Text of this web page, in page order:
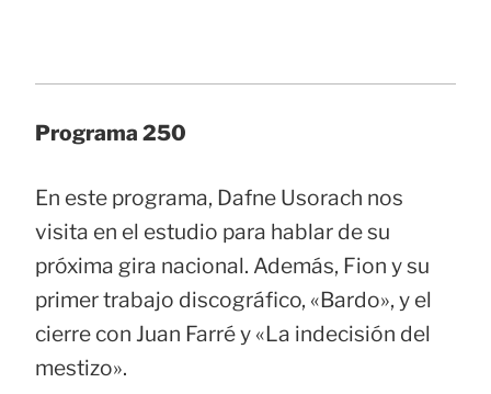
Programa 250
En este programa, Dafne Usorach nos
visita en el estudio para hablar de su
próxima gira nacional. Además, Fion y su
primer trabajo discográfico, «Bardo», y el
cierre con Juan Farré y «La indecisión del
mestizo».